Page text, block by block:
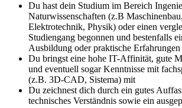
Du hast dein Studium im Bereich
Naturwissenschaften (z.B
Elektrotechnik, Physik) oder einen
Studiengang begonnen und bestenfalls
Ausbildung oder praktische
Du bringst eine hohe IT-Affinität, gute
und eventuell sogar Kenntnisse mit
(z.B. 3D-CAD, Sistema) mit
Du zeichnest dich durch ein gutes
technisches Verständnis sowie ein